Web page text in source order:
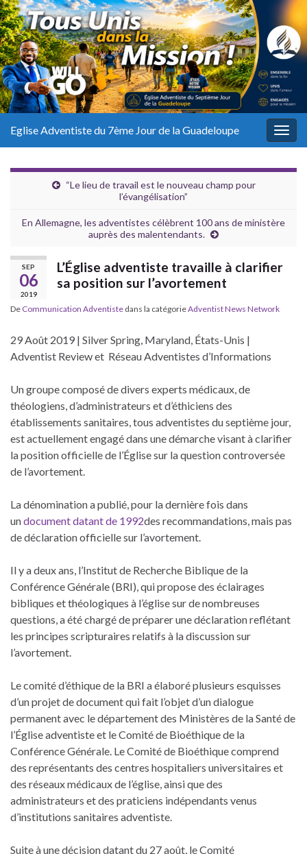
Eglise Adventiste du 7ème Jour de la Guadeloupe
“Le lieu de travail est le nouveau champ pour
l’évangélisation”
En Allemagne, les adventistes célèbrent 100 ans de ministère
auprès des malentendants.
SEP
06
2019
L’Église adventiste travaille à clarifier
sa position sur l’avortement
De Communication Adventiste dans la catégorieAdventist News Network
29 Août 2019 | Silver Spring, Maryland, États-Unis |
Adventist Review et Réseau Adventistes d’Informations
Un groupe composé de divers experts médicaux, de
théologiens, d’administrateurs et d’éthiciens des
établissements sanitaires, tous adventistes du septième jour,
est actuellement engagé dans une démarche visant à clarifier
la position officielle de l’Église sur la question controversée
de l’avortement.
La dénomination a publié, pour la dernière fois dans
undocument datant de 1992des recommandations, mais pas
de déclaration officielle sur l’avortement.
Il y a deux ans, l’Institut de Recherche Biblique de la
Conférence Générale (BRI), qui propose des éclairages
bibliques et théologiques à l’église sur de nombreuses
questions, a été chargé de préparer une déclaration reflétant
les principes scripturaires relatifs à la discussion sur
l’avortement.
Le comité d’éthique de la BRI a élaboré plusieurs esquisses
d’un projet de document qui fait l’objet d’un dialogue
permanent avec le département des Ministères de la Santé de
l’Église adventiste et le Comité de Bioéthique de la
Conférence Générale. Le Comité de Bioéthique comprend
des représentants des centres hospitaliers universitaires et
des réseaux médicaux de l’église, ainsi que des
administrateurs et des praticiens indépendants venus
d’institutions sanitaires adventiste.
Suite à une décision datant du 27 août, le Comité